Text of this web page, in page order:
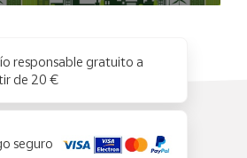
responsable gratuito a
de 20 €
seguro